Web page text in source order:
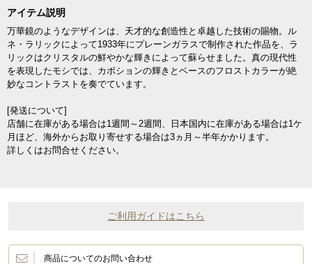
アイテム説明
万華鏡のようなデザインは、天才的な創造性と卓越した技術の賜物。ル
ネ・ラリックによって1933年にプレーンガラスで制作された作品を、ラ
リックはクリスタルの鮮やかな輝きによって蘇らせました。真の現代性
を表現したモシでは、カボションの輝きとベースのフロストカラーが絶
妙なコントラストを奏でています。
[発送について]
店舗に在庫がある場合は1週間～2週間、日本国内に在庫がある場合は1ケ
月ほど、海外からお取り寄せする場合は3ヵ月～半年かかります。
詳しくはお問合せください。
ご利用ガイドはこちら
商品についてのお問い合わせ